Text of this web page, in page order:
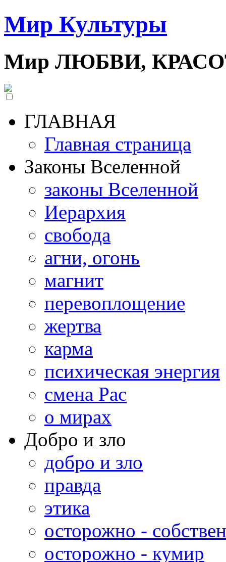
Мир Культуры
Мир ЛЮБВИ,
ГЛАВНАЯ
Главная страница
Законы Вселенной
законы Вселенной
Иерархия
свобода
агни, огонь
магнит
перевоплощение
жертва
карма
психическая энергия
смена Рас
о мирах
Добро и зло
добро и зло
правда
этика
осторожно -
осторожно - кумир